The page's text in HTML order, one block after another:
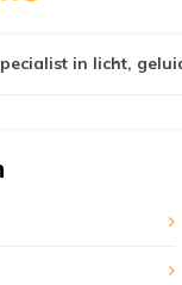
in licht,